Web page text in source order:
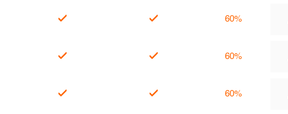
60%
60%
60%